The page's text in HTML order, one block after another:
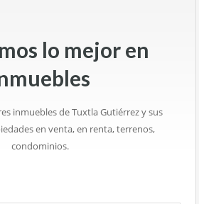
lo mejor en
inmuebles de Tuxtla Gutiérrez y sus
en venta, en renta, terrenos,
condominios.